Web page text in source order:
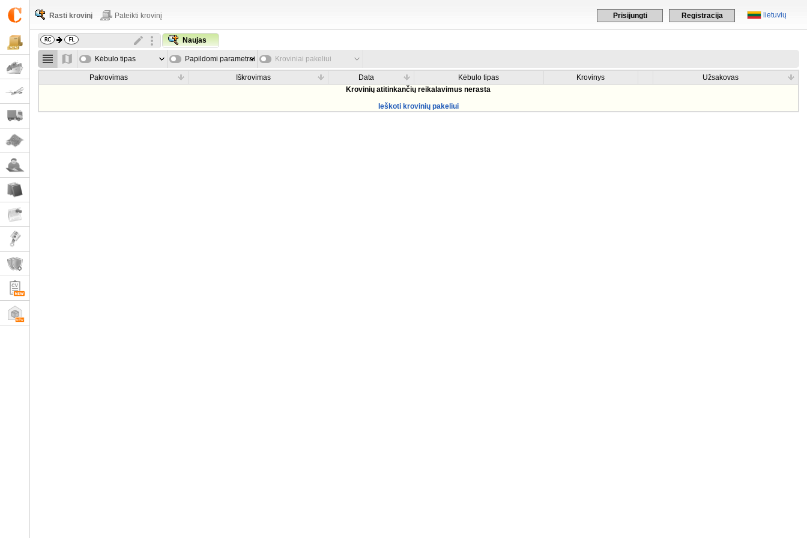
lietuvių
Prisijungti Registracija
Rasti krovinį Pateikti krovinį
Naujas
Kėbulo tipas Papildomi parametrai Kroviniai pakeliui
Pakrovimas Iškrovimas Data Kėbulo tipas Krovinys
Užsakovas
Krovinių atitinkančių reikalavimus nerasta
Ieškoti krovinių pakeliui